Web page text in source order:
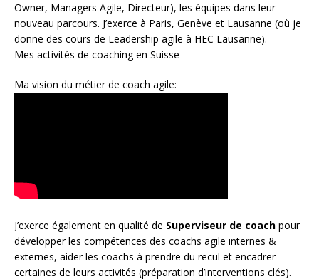
Owner, Managers Agile, Directeur), les équipes dans leur
nouveau parcours. J’exerce à Paris, Genève et Lausanne (où je
donne des cours de Leadership agile à HEC Lausanne).
Mes activités de coaching en Suisse
Ma vision du métier de coach agile:
J’exerce également en qualité de Superviseur de coach pour
développer les compétences des coachs agile internes &
externes, aider les coachs à prendre du recul et encadrer
certaines de leurs activités (préparation d’interventions clés).